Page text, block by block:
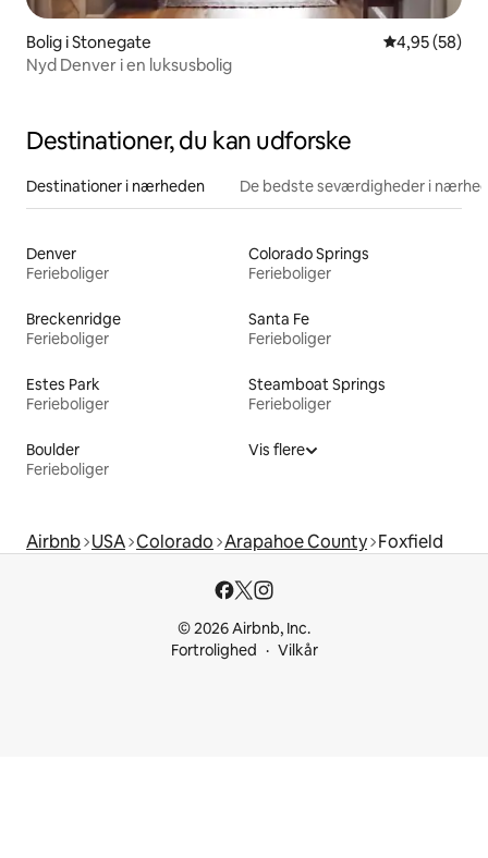
Bolig i Stonegate 4,95 ud af 5 i
4,95 (58)
Nyd Denver i en luksusbolig
Destinationer, du kan udforske
Destinationer i nærheden De bedste seværdigheder i
Denver
Ferieboliger
Colorado Springs
Ferieboliger
Breckenridge
Ferieboliger
Santa Fe
Ferieboliger
Estes Park
Ferieboliger
Steamboat Springs
Ferieboliger
Boulder
Ferieboliger
Vis flere
Airbnb USA Colorado Arapahoe County Foxfield
© 2026 Airbnb, Inc.
Fortrolighed
Vilkår